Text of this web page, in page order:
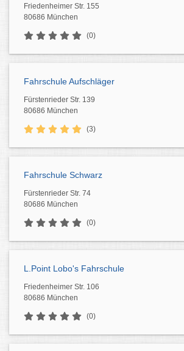
Friedenheimer Str. 155
80686 München
(0)
Fahrschule Aufschläger
Fürstenrieder Str. 139
80686 München
(3)
Fahrschule Schwarz
Fürstenrieder Str. 74
80686 München
(0)
L.Point Lobo's Fahrschule
Friedenheimer Str. 106
80686 München
(0)